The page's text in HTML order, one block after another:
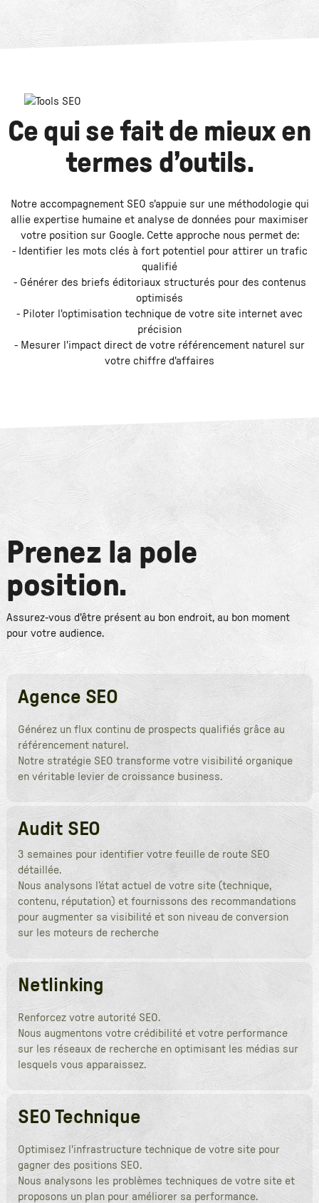
Ce qui se fait de mieux en
termes d’outils.
Notre accompagnement SEO s'appuie sur une méthodologie qui
allie expertise humaine et analyse de données pour maximiser
votre position sur Google. Cette approche nous permet de:
- Identifier les mots clés à fort potentiel pour attirer un trafic
qualifié
- Générer des briefs éditoriaux structurés pour des contenus
optimisés
- Piloter l'optimisation technique de votre site internet avec
précision
- Mesurer l'impact direct de votre référencement naturel sur
votre chiffre d'affaires
Prenez la pole
position.
Assurez-vous d'être présent au bon endroit, au bon moment
pour votre audience.
Agence SEO
Générez un flux continu de prospects qualifiés grâce au
référencement naturel.
Notre stratégie SEO transforme votre visibilité organique
en véritable levier de croissance business.
Audit SEO
3 semaines pour identifier votre feuille de route SEO
détaillée.
Nous analysons l’état actuel de votre site (technique,
contenu, réputation) et fournissons des recommandations
pour augmenter sa visibilité et son niveau de conversion
sur les moteurs de recherche
Netlinking
Renforcez votre autorité SEO.
Nous augmentons votre crédibilité et votre performance
sur les réseaux de recherche en optimisant les médias sur
lesquels vous apparaissez.
SEO Technique
Optimisez l'infrastructure technique de votre site pour
gagner des positions SEO.
Nous analysons les problèmes techniques de votre site et
proposons un plan pour améliorer sa performance.